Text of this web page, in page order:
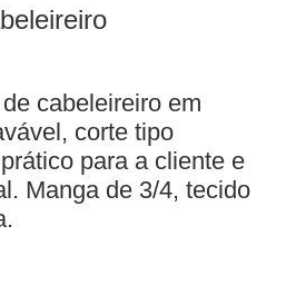
cabeleireiro em
corte tipo
para a cliente e
Manga de 3/4, tecido